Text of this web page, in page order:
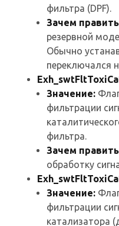
фильтра (DPF).
Зачем
резервной
Обычно
переключался
Значение:
фильтрации
фильтра.
Зачем
обработку
Значение:
фильтрации
катализатора